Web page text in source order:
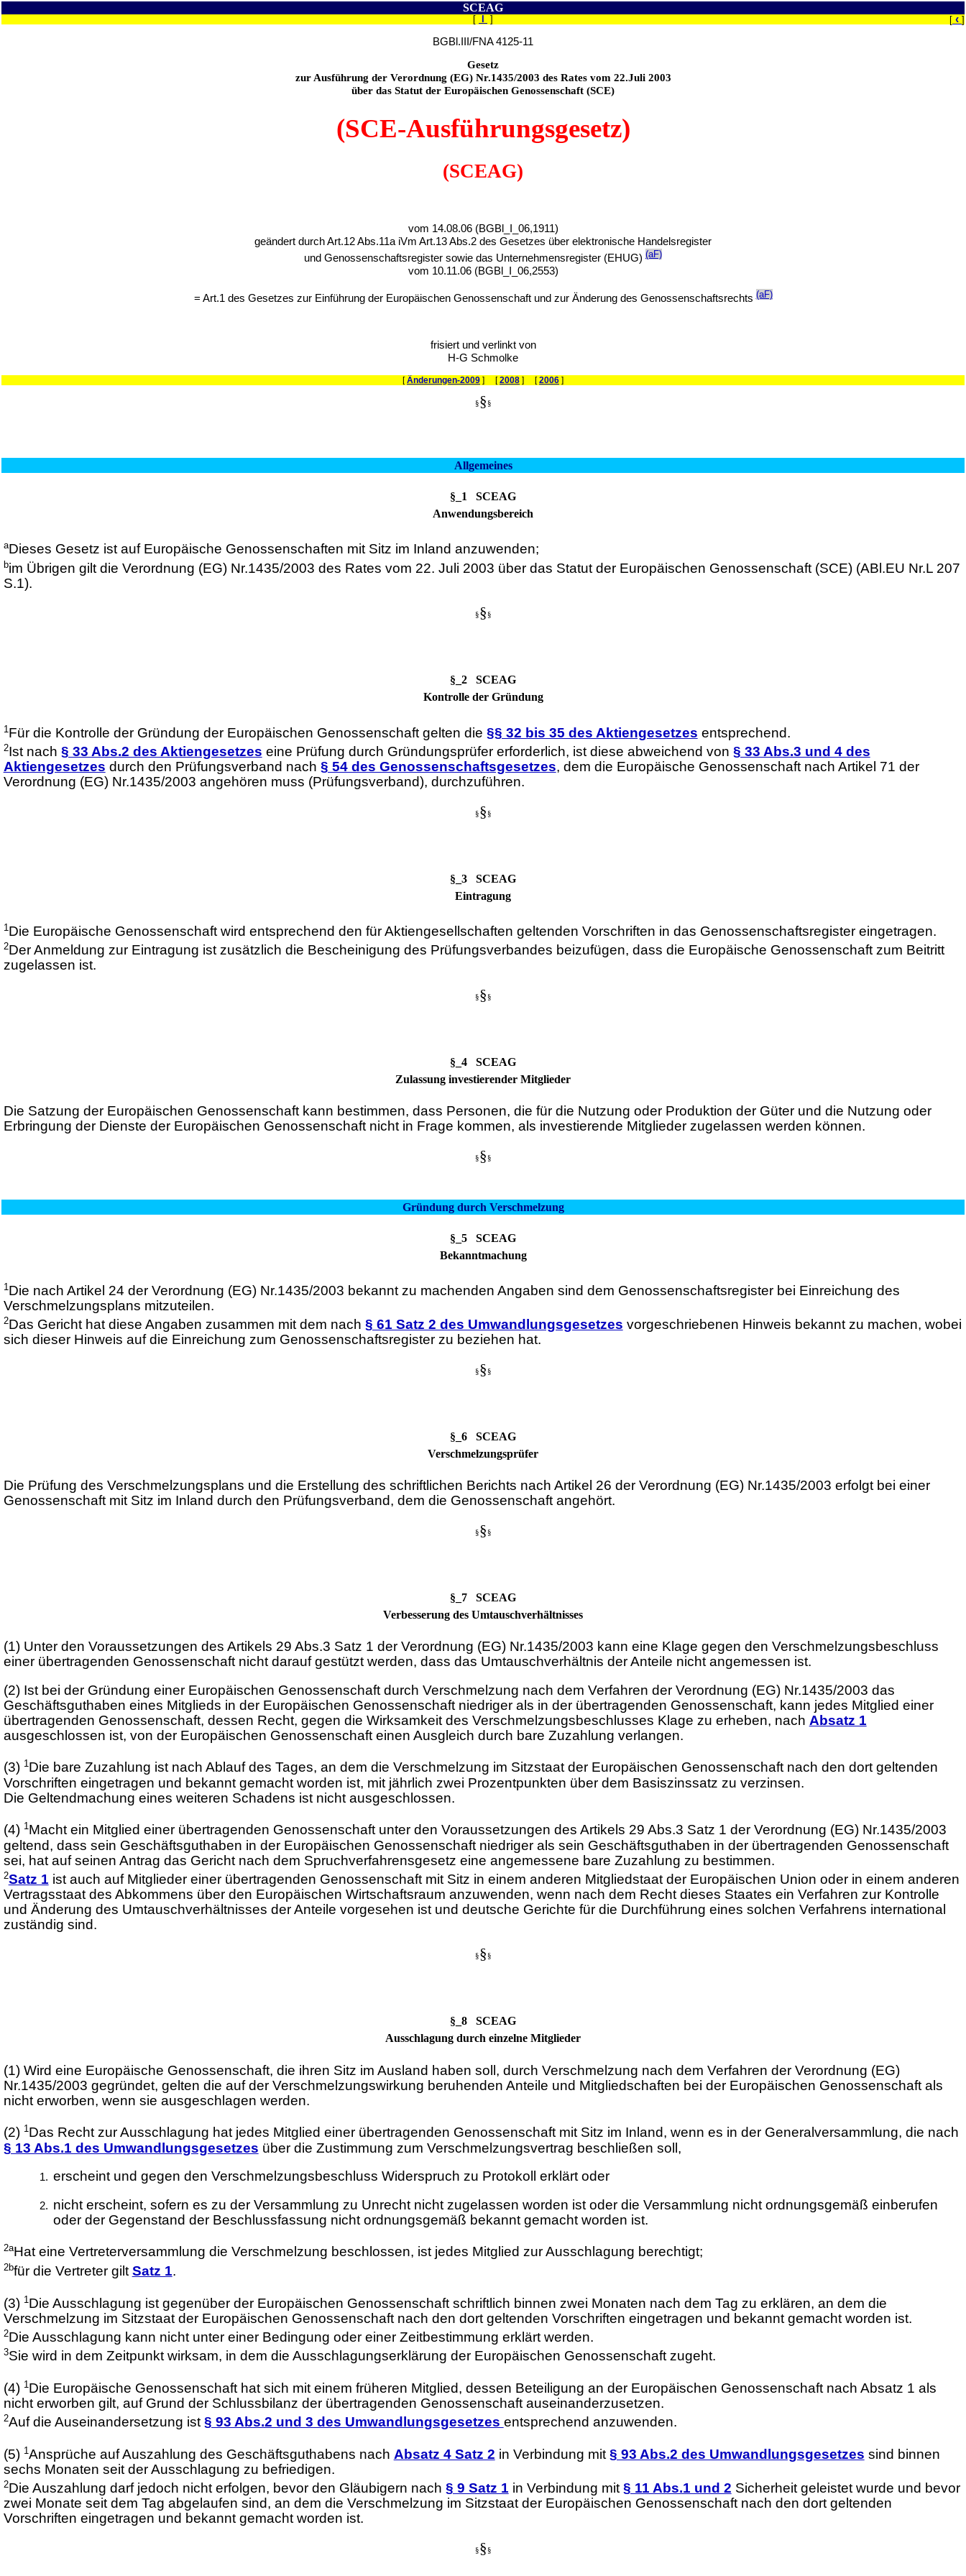
SCEAG
[ ] [ ‹ ]
BGBl.III/FNA 4125-11
Gesetz
zur Ausführung der Verordnung (EG) Nr.1435/2003 des Rates vom 22.Juli 2003
über das Statut der Europäischen Genossenschaft (SCE)
(SCE-Ausführungsgesetz)
(SCEAG)
vom 14.08.06 (BGBl_I_06,1911)
geändert durch Art.12 Abs.11a iVm Art.13 Abs.2 des Gesetzes über elektronische Handelsregister
und Genossenschaftsregister sowie das Unternehmensregister (EHUG) (aF)
vom 10.11.06 (BGBl_I_06,2553)
= Art.1 des Gesetzes zur Einführung der Europäischen Genossenschaft und zur Änderung des Genossenschaftsrechts(aF)
frisiert und verlinkt von
H-G Schmolke
[Änderungen-2009 ] [2008 ] [2006 ]
§§ §
Allgemeines
§_1 SCEAG
Anwendungsbereich
aDieses Gesetz ist auf Europäische Genossenschaften mit Sitz im Inland anzuwenden;
bim Übrigen gilt die Verordnung (EG) Nr.1435/2003 des Rates vom 22. Juli 2003 über das Statut der Europäischen Genossenschaft (SCE) (ABl.EU Nr.L 207
S.1).
§§ §
§_2 SCEAG
Kontrolle der Gründung
1Für die Kontrolle der Gründung der Europäischen Genossenschaft gelten die §§ 32 bis 35 des Aktiengesetzes entsprechend.
2Ist nach § 33 Abs.2 des Aktiengesetzes eine Prüfung durch Gründungsprüfer erforderlich, ist diese abweichend von § 33 Abs.3 und 4 des
Aktiengesetzes durch den Prüfungsverband nach § 54 des Genossenschaftsgesetzes, dem die Europäische Genossenschaft nach Artikel 71 der
Verordnung (EG) Nr.1435/2003 angehören muss (Prüfungsverband), durchzuführen.
§§ §
§_3 SCEAG
Eintragung
1Die Europäische Genossenschaft wird entsprechend den für Aktiengesellschaften geltenden Vorschriften in das Genossenschaftsregister eingetragen.
2Der Anmeldung zur Eintragung ist zusätzlich die Bescheinigung des Prüfungsverbandes beizufügen, dass die Europäische Genossenschaft zum Beitritt
zugelassen ist.
§§ §
§_4 SCEAG
Zulassung investierender Mitglieder
Die Satzung der Europäischen Genossenschaft kann bestimmen, dass Personen, die für die Nutzung oder Produktion der Güter und die Nutzung oder
Erbringung der Dienste der Europäischen Genossenschaft nicht in Frage kommen, als investierende Mitglieder zugelassen werden können.
§§ §
Gründung durch Verschmelzung
§_5 SCEAG
Bekanntmachung
1Die nach Artikel 24 der Verordnung (EG) Nr.1435/2003 bekannt zu machenden Angaben sind dem Genossenschaftsregister bei Einreichung des
Verschmelzungsplans mitzuteilen.
2Das Gericht hat diese Angaben zusammen mit dem nach § 61 Satz 2 des Umwandlungsgesetzes vorgeschriebenen Hinweis bekannt zu machen, wobei
sich dieser Hinweis auf die Einreichung zum Genossenschaftsregister zu beziehen hat.
§§ §
§_6 SCEAG
Verschmelzungsprüfer
Die Prüfung des Verschmelzungsplans und die Erstellung des schriftlichen Berichts nach Artikel 26 der Verordnung (EG) Nr.1435/2003 erfolgt bei einer
Genossenschaft mit Sitz im Inland durch den Prüfungsverband, dem die Genossenschaft angehört.
§§ §
§_7 SCEAG
Verbesserung des Umtauschverhältnisses
(1) Unter den Voraussetzungen des Artikels 29 Abs.3 Satz 1 der Verordnung (EG) Nr.1435/2003 kann eine Klage gegen den Verschmelzungsbeschluss
einer übertragenden Genossenschaft nicht darauf gestützt werden, dass das Umtauschverhältnis der Anteile nicht angemessen ist.
(2) Ist bei der Gründung einer Europäischen Genossenschaft durch Verschmelzung nach dem Verfahren der Verordnung (EG) Nr.1435/2003 das
Geschäftsguthaben eines Mitglieds in der Europäischen Genossenschaft niedriger als in der übertragenden Genossenschaft, kann jedes Mitglied einer
übertragenden Genossenschaft, dessen Recht, gegen die Wirksamkeit des Verschmelzungsbeschlusses Klage zu erheben, nach Absatz 1
ausgeschlossen ist, von der Europäischen Genossenschaft einen Ausgleich durch bare Zuzahlung verlangen.
(3) 1Die bare Zuzahlung ist nach Ablauf des Tages, an dem die Verschmelzung im Sitzstaat der Europäischen Genossenschaft nach den dort geltenden
Vorschriften eingetragen und bekannt gemacht worden ist, mit jährlich zwei Prozentpunkten über dem Basiszinssatz zu verzinsen.
Die Geltendmachung eines weiteren Schadens ist nicht ausgeschlossen.
(4) 1Macht ein Mitglied einer übertragenden Genossenschaft unter den Voraussetzungen des Artikels 29 Abs.3 Satz 1 der Verordnung (EG) Nr.1435/2003
geltend, dass sein Geschäftsguthaben in der Europäischen Genossenschaft niedriger als sein Geschäftsguthaben in der übertragenden Genossenschaft
sei, hat auf seinen Antrag das Gericht nach dem Spruchverfahrensgesetz eine angemessene bare Zuzahlung zu bestimmen.
2Satz 1 ist auch auf Mitglieder einer übertragenden Genossenschaft mit Sitz in einem anderen Mitgliedstaat der Europäischen Union oder in einem anderen
Vertragsstaat des Abkommens über den Europäischen Wirtschaftsraum anzuwenden, wenn nach dem Recht dieses Staates ein Verfahren zur Kontrolle
und Änderung des Umtauschverhältnisses der Anteile vorgesehen ist und deutsche Gerichte für die Durchführung eines solchen Verfahrens international
zuständig sind.
§§ §
§_8 SCEAG
Ausschlagung durch einzelne Mitglieder
(1) Wird eine Europäische Genossenschaft, die ihren Sitz im Ausland haben soll, durch Verschmelzung nach dem Verfahren der Verordnung (EG)
Nr.1435/2003 gegründet, gelten die auf der Verschmelzungswirkung beruhenden Anteile und Mitgliedschaften bei der Europäischen Genossenschaft als
nicht erworben, wenn sie ausgeschlagen werden.
(2) 1Das Recht zur Ausschlagung hat jedes Mitglied einer übertragenden Genossenschaft mit Sitz im Inland, wenn es in der Generalversammlung, die nach
§ 13 Abs.1 des Umwandlungsgesetzes über die Zustimmung zum Verschmelzungsvertrag beschließen soll,
erscheint und gegen den Verschmelzungsbeschluss Widerspruch zu Protokoll erklärt oder
nicht erscheint, sofern es zu der Versammlung zu Unrecht nicht zugelassen worden ist oder die Versammlung nicht ordnungsgemäß einberufen
oder der Gegenstand der Beschlussfassung nicht ordnungsgemäß bekannt gemacht worden ist.
2aHat eine Vertreterversammlung die Verschmelzung beschlossen, ist jedes Mitglied zur Ausschlagung berechtigt;
2bfür die Vertreter gilt Satz 1.
(3) 1Die Ausschlagung ist gegenüber der Europäischen Genossenschaft schriftlich binnen zwei Monaten nach dem Tag zu erklären, an dem die
Verschmelzung im Sitzstaat der Europäischen Genossenschaft nach den dort geltenden Vorschriften eingetragen und bekannt gemacht worden ist.
2Die Ausschlagung kann nicht unter einer Bedingung oder einer Zeitbestimmung erklärt werden.
3Sie wird in dem Zeitpunkt wirksam, in dem die Ausschlagungserklärung der Europäischen Genossenschaft zugeht.
(4) 1Die Europäische Genossenschaft hat sich mit einem früheren Mitglied, dessen Beteiligung an der Europäischen Genossenschaft nach Absatz 1 als
nicht erworben gilt, auf Grund der Schlussbilanz der übertragenden Genossenschaft auseinanderzusetzen.
2Auf die Auseinandersetzung ist§ 93 Abs.2 und 3 des Umwandlungsgesetzes entsprechend anzuwenden.
(5) 1Ansprüche auf Auszahlung des Geschäftsguthabens nach Absatz 4 Satz 2 in Verbindung mit § 93 Abs.2 des Umwandlungsgesetzes sind binnen
sechs Monaten seit der Ausschlagung zu befriedigen.
2Die Auszahlung darf jedoch nicht erfolgen, bevor den Gläubigern nach § 9 Satz 1 in Verbindung mit§ 11 Abs.1 und 2 Sicherheit geleistet wurde und bevor
zwei Monate seit dem Tag abgelaufen sind, an dem die Verschmelzung im Sitzstaat der Europäischen Genossenschaft nach den dort geltenden
Vorschriften eingetragen und bekannt gemacht worden ist.
§§ §